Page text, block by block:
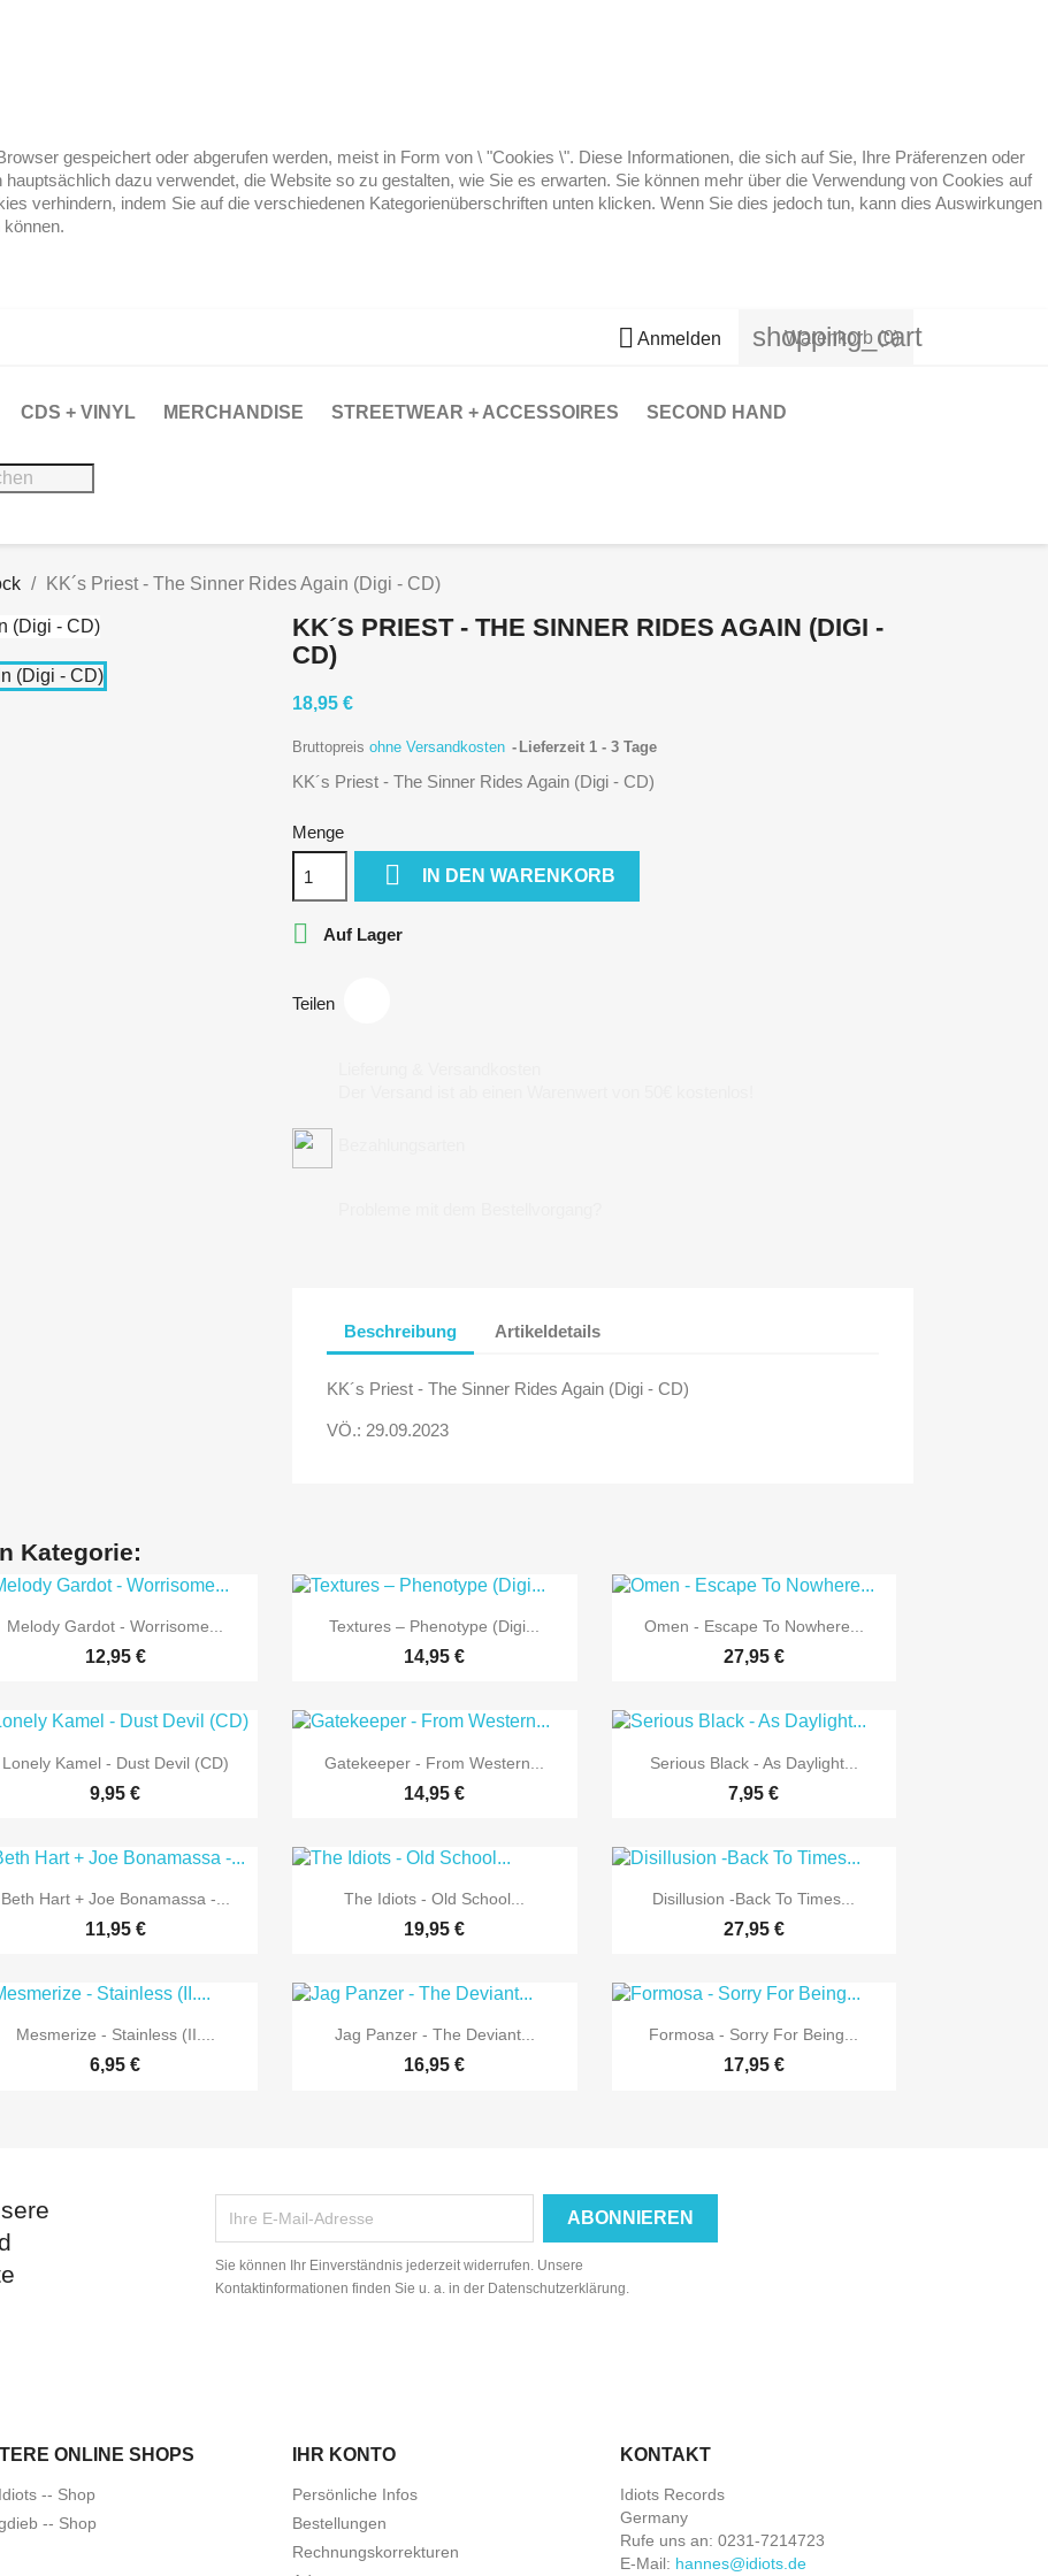
gespeichert oder abgerufen werden, meist in Form von \ "Cookies \". Diese Informationen, die sich auf Sie, Ihre Präferenzen oder
dazu verwendet, die Website so zu gestalten, wie Sie es erwarten. Sie können mehr über die Verwendung von Cookies auf
verhindern, indem Sie auf die verschiedenen Kategorienüberschriften unten klicken. Wenn Sie dies jedoch tun, kann dies Auswirkungen
 Anmelden shopping_cart
Warenkorb (0)
CDS + VINYL MERCHANDISE STREETWEAR + ACCESSOIRES SECOND HAND
KK´s Priest - The Sinner Rides Again (Digi - CD)
KK´S PRIEST - THE SINNER RIDES AGAIN (DIGI -
CD)
18,95 €
Bruttopreis ohne Versandkosten Lieferzeit 1 - 3 Tage
KK´s Priest - The Sinner Rides Again (Digi - CD)
Menge
 IN DEN WARENKORB
 Auf Lager
Teilen
Beschreibung Artikeldetails
KK´s Priest - The Sinner Rides Again (Digi - CD)
VÖ.: 29.09.2023
Kategorie:
 Vorschau
Melody Gardot - Worrisome...
12,95 €
 Vorschau
Textures – Phenotype (Digi...
14,95 €
 Vorschau
Omen - Escape To Nowhere...
27,95 €
 Vorschau
Lonely Kamel - Dust Devil (CD)
9,95 €
 Vorschau
Gatekeeper - From Western...
14,95 €
 Vorschau
Serious Black - As Daylight...
7,95 €
 Vorschau
Beth Hart + Joe Bonamassa -...
11,95 €
 Vorschau
The Idiots - Old School...
19,95 €
 Vorschau
Disillusion -Back To Times...
27,95 €
 Vorschau
Mesmerize - Stainless (II....
6,95 €
 Vorschau
Jag Panzer - The Deviant...
16,95 €
 Vorschau
Formosa - Sorry For Being...
17,95 €
Sie können Ihr Einverständnis jederzeit widerrufen. Unsere
Kontaktinformationen finden Sie u. a. in der Datenschutzerklärung.
ONLINE SHOPS
-- Shop
-- Shop
IHR KONTO
Persönliche Infos
Bestellungen
Rechnungskorrekturen
KONTAKT
Idiots Records
Germany
Rufe uns an: 0231-7214723
E-Mail: hannes@idiots.de